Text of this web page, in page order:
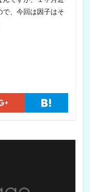
で、今回は因子はそ